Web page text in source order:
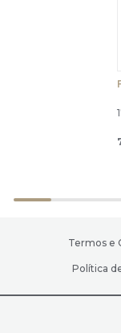
Termos e
Política